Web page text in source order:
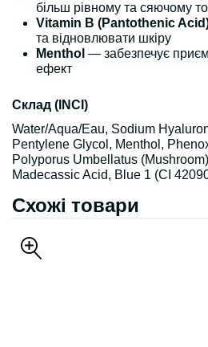
більш рівному та сяючому
Vitamin B (Pantothenic
та відновлювати шкіру
Menthol — забезпечує
ефект
Склад (INCI)
Water/Aqua/Eau, Sodium
Pentylene Glycol, Menthol,
Polyporus Umbellatus
Madecassic Acid, Blue 1 (CI
Схожі товари